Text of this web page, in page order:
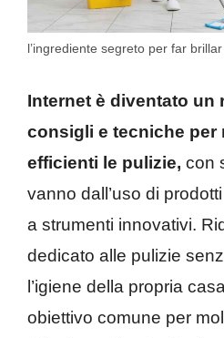
l’ingrediente segreto per far
Internet è diventato un
consigli e tecniche per
efficienti le pulizie, con
vanno dall’uso di
a strumenti innovativi.
dedicato alle pulizie
l’igiene della propria
obiettivo comune per